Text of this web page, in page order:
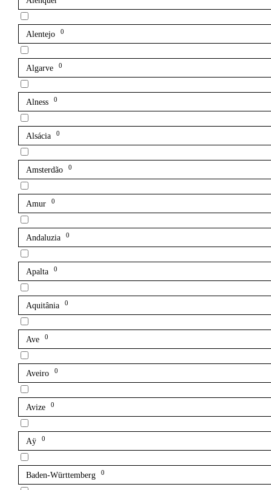
Alentejo 0
Algarve 0
Alness 0
Alsácia 0
Amsterdão 0
Amur 0
Andaluzia 0
Apalta 0
Aquitânia 0
Ave 0
Aveiro 0
Avize 0
Aÿ 0
Baden-Württemberg 0